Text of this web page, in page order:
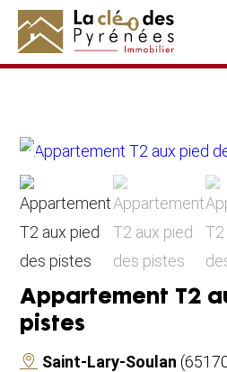
" />
Appartement T2
pistes
Saint-Lary-Soulan